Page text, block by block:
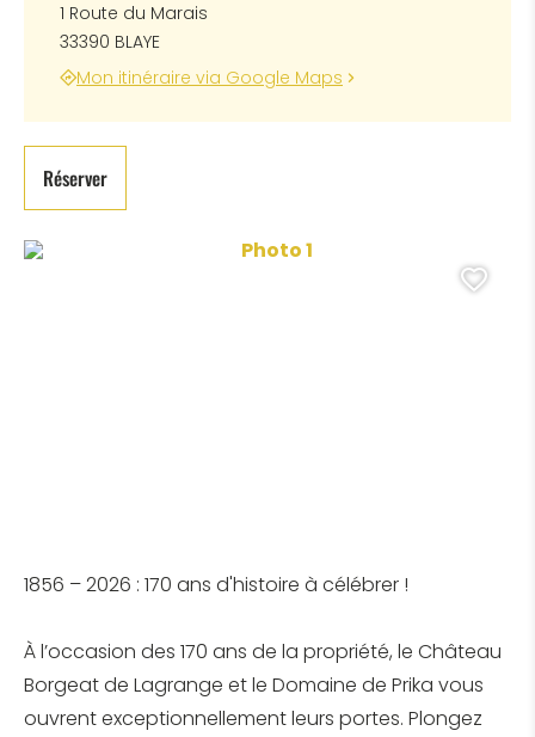
Photo 1, © estelle borgeat
1856 – 2026 : 170 ans d'histoire à célébrer !
À l’occasion des 170 ans de la propriété, le Château
Borgeat de Lagrange et le Domaine de Prika vous
ouvrent exceptionnellement leurs portes. Plongez
1 Route du Marais
33390 BLAYE
Mon itinéraire via Google Maps
Réserver